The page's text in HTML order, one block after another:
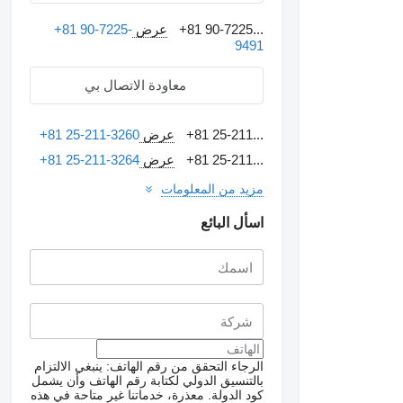
+81 90-7225... عرض+81 90-7225-
9491
معاودة الاتصال بي
+81 25-211... عرض+81 25-211-3260
+81 25-211...
عرض+81 25-211-3264
مزيد من المعلومات
اسأل البائع
الرجاء التحقق من رقم الهاتف: ينبغي الالتزام
بالتنسيق الدولي لكتابة رقم الهاتف وأن يشمل
كود الدولة.
معذرة، خدماتنا غير متاحة في هذه